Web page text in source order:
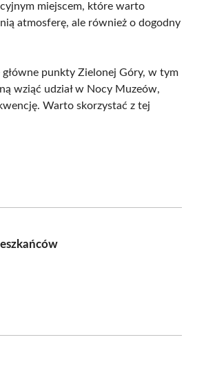
miejscem, które warto
atmosferę, ale również o dogodny
punkty Zielonej Góry, w tym
wziąć udział w Nocy Muzeów,
Warto skorzystać z tej